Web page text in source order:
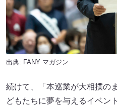
出典: FANY マガジン
続けて、「本巡業が大相撲の
どもたちに夢を与えるイベン